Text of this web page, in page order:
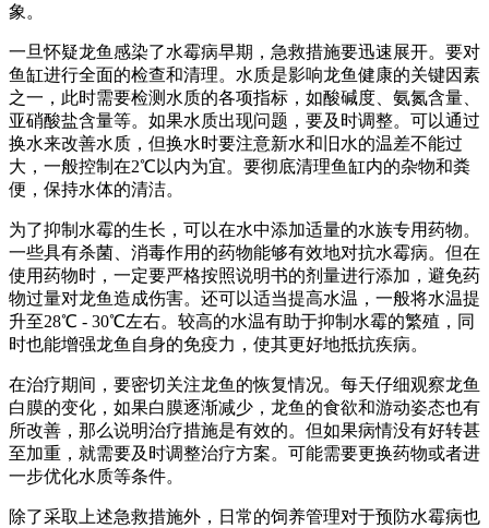
象。
一旦怀疑龙鱼感染了水霉病早期，急救措施要迅速展开。要对
鱼缸进行全面的检查和清理。水质是影响龙鱼健康的关键因素
之一，此时需要检测水质的各项指标，如酸碱度、氨氮含量、
亚硝酸盐含量等。如果水质出现问题，要及时调整。可以通过
换水来改善水质，但换水时要注意新水和旧水的温差不能过
大，一般控制在2℃以内为宜。要彻底清理鱼缸内的杂物和粪
便，保持水体的清洁。
为了抑制水霉的生长，可以在水中添加适量的水族专用药物。
一些具有杀菌、消毒作用的药物能够有效地对抗水霉病。但在
使用药物时，一定要严格按照说明书的剂量进行添加，避免药
物过量对龙鱼造成伤害。还可以适当提高水温，一般将水温提
升至28℃ - 30℃左右。较高的水温有助于抑制水霉的繁殖，同
时也能增强龙鱼自身的免疫力，使其更好地抵抗疾病。
在治疗期间，要密切关注龙鱼的恢复情况。每天仔细观察龙鱼
白膜的变化，如果白膜逐渐减少，龙鱼的食欲和游动姿态也有
所改善，那么说明治疗措施是有效的。但如果病情没有好转甚
至加重，就需要及时调整治疗方案。可能需要更换药物或者进
一步优化水质等条件。
除了采取上述急救措施外，日常的饲养管理对于预防水霉病也